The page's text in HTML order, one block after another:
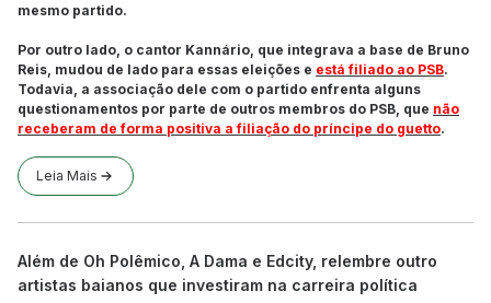
mesmo partido.
Por outro lado, o cantor Kannário, que integrava a base de Bruno
Reis, mudou de lado para essas eleições e está filiado ao PSB.
Todavia, a associação dele com o partido enfrenta alguns
questionamentos por parte de outros membros do PSB, que não
receberam de forma positiva a filiação do príncipe do guetto.
Leia Mais
Além de Oh Polêmico, A Dama e Edcity, relembre outro
artistas baianos que investiram na carreira política